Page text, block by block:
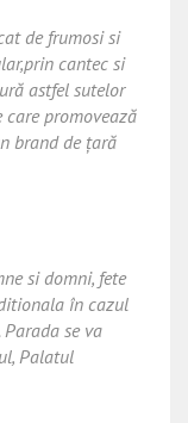
de frumosi si
cantec si
astfel sutelor
care promovează
brand de ţară
si domni, fete
în cazul
se va
Palatul